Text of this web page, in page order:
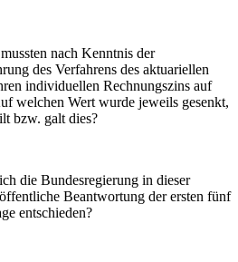
nach Kenntnis der
des Verfahrens des aktuariellen
individuellen Rechnungszins auf
welchen Wert wurde jeweils gesenkt,
bzw. galt dies?
die Bundesregierung in dieser
Beantwortung der ersten fünf
entschieden?